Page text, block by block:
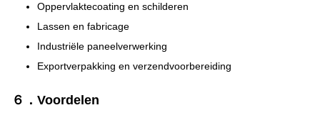
Oppervlaktecoating en schilderen
Lassen en fabricage
Industriële paneelverwerking
Exportverpakking en verzendvoorbereiding
６．Voordelen